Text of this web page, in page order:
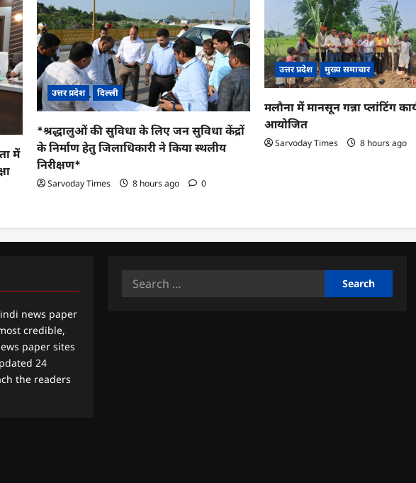
में
उत्तर प्रदेश दिल्ली
*श्रद्धालुओं की सुविधा के लिए जन सुविधा केंद्रों
के निर्माण हेतु जिलाधिकारी ने किया स्थलीय
निरीक्षण*
Sarvoday Times 8 hours ago 0
उत्तर प्रदेश मुख्य समाचार
मलौना में मानसून गन्ना प्लांटिंग
आयोजित
Sarvoday Times 8 hours ago
news paper
credible,
paper sites
24
the readers
Search